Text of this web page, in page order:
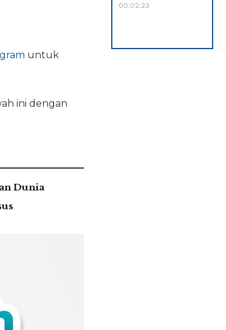
untuk
ini dengan
Dunia
00:02:23